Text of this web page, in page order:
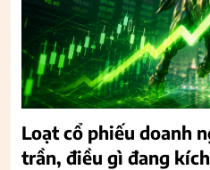
Loạt cổ phiếu doanh
trần, điều gì đang